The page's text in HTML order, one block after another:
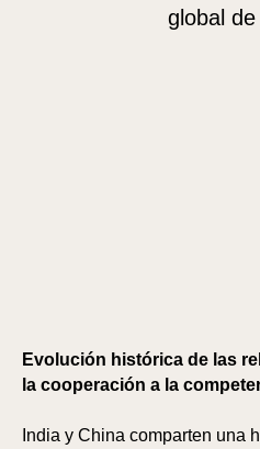
global
Evolución histórica de las
la cooperación a la
India y China comparten una